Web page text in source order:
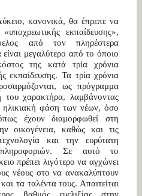
κανονικά, θα έπρεπε να
εκπαίδευσης»,
από τον πληρέστερα
μεγαλύτερο από το όποιο
της κατά τρία χρόνια
εκπαίδευσης. Τα τρία χρόνια
ως πρόγραμμα
του χαρακτήρα, λαμβάνοντας
ηλικιακή φάση των νέων, όσο
έχουν διαμορφωθεί στη
οικογένεια, καθώς και τις
και την ευρύτατη
Σε αυτό το
πρέπει λιγότερο να αγχώνει
νέους στο να ανακαλύπτουν
και τα ταλέντα τους. Απαιτείται